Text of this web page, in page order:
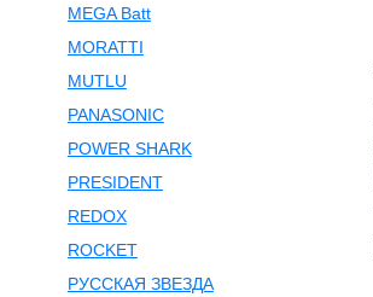
MEGA Batt
MORATTI
MUTLU
PANASONIC
POWER SHARK
PRESIDENT
REDOX
ROCKET
РУССКАЯ ЗВЕЗДА